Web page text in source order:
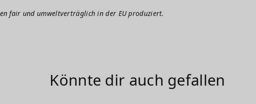
fair und umweltverträglich in der EU produziert.
Könnte dir auch gefallen